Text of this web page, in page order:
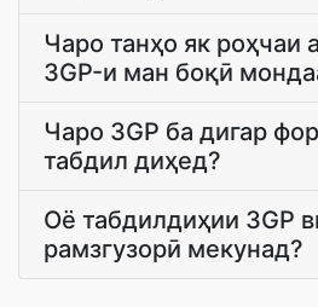
Чаро танҳо як роҳчаи
3GP-и ман боқӣ
Чаро 3GP ба дигар
табдил диҳед?
Оё табдилдиҳии 3GP
рамзгузорӣ мекунад?